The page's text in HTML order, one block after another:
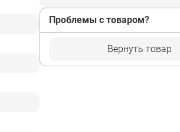
Проблемы с товаром?
Вернуть товар